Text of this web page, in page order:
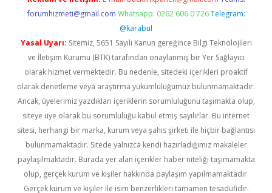
forumhizmeti@gmail.com Whatsapp: 0262 606 0 726 Telegram:
@karabul
Yasal Uyarı: Sitemiz, 5651 Sayılı Kanun gereğince Bilgi Teknolojileri
ve İletişim Kurumu (BTK) tarafından onaylanmış bir Yer Sağlayıcı
olarak hizmet vermektedir. Bu nedenle, sitedeki içerikleri proaktif
olarak denetleme veya araştırma yükümlülüğümüz bulunmamaktadır.
Ancak, üyelerimiz yazdıkları içeriklerin sorumluluğunu taşımakta olup,
siteye üye olarak bu sorumluluğu kabul etmiş sayılırlar. Bu internet
sitesi, herhangi bir marka, kurum veya şahıs şirketi ile hiçbir bağlantısı
bulunmamaktadır. Sitede yalnızca kendi hazırladığımız makaleler
paylaşılmaktadır. Burada yer alan içerikler haber niteliği taşımamakta
olup, gerçek kurum ve kişiler hakkında paylaşım yapılmamaktadır.
Gerçek kurum ve kişiler ile isim benzerlikleri tamamen tesadüfidir.